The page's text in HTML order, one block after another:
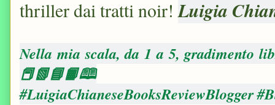
thriller dai tratti noir! Luigia
Nella mia scala, da 1 a 5, gradimento
📕📗📘📙🕮
#LuigiaChianeseBooksReviewBlogger